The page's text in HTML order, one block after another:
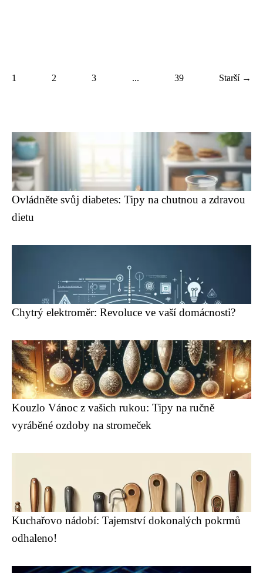
1 2 3 ... 39 Starší →
Ovládněte svůj diabetes: Tipy na chutnou a zdravou
dietu
Chytrý elektroměr: Revoluce ve vaší domácnosti?
Kouzlo Vánoc z vašich rukou: Tipy na ručně
vyráběné ozdoby na stromeček
Kuchařovo nádobí: Tajemství dokonalých pokrmů
odhaleno!